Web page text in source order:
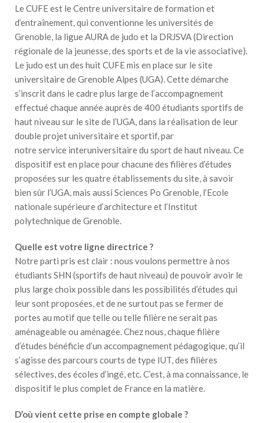
Le CUFE est le Centre universitaire de formation et
d’entraînement, qui conventionne les universités de
Grenoble, la ligue AURA de judo et la DRJSVA (Direction
régionale de la jeunesse, des sports et de la vie associative).
Le judo est un des huit CUFE mis en place sur le site
universitaire de Grenoble Alpes (UGA). Cette démarche
s’inscrit dans le cadre plus large de l’accompagnement
effectué chaque année auprès de 400 étudiants sportifs de
haut niveau sur le site de l’UGA, dans la réalisation de leur
double projet universitaire et sportif, par
notre service interuniversitaire du sport de haut niveau. Ce
dispositif est en place pour chacune des filières d’études
proposées sur les quatre établissements du site, à savoir
bien sûr l’UGA, mais aussi Sciences Po Grenoble, l’Ecole
nationale supérieure d’architecture et l’Institut
polytechnique de Grenoble.
Quelle est votre ligne directrice ?
Notre parti pris est clair : nous voulons permettre à nos
étudiants SHN (sportifs de haut niveau) de pouvoir avoir le
plus large choix possible dans les possibilités d’études qui
leur sont proposées, et de ne surtout pas se fermer de
portes au motif que telle ou telle filière ne serait pas
aménageable ou aménagée. Chez nous, chaque filière
d’études bénéficie d’un accompagnement pédagogique, qu’il
s’agisse des parcours courts de type IUT, des filières
sélectives, des écoles d’ingé, etc. C’est, à ma connaissance, le
dispositif le plus complet de France en la matière.
D’où vient cette prise en compte globale ?